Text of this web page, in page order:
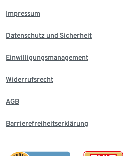
Impressum
Datenschutz und Sicherheit
Einwilligungsmanagement
Widerrufsrecht
AGB
Barrierefreiheitserklärung